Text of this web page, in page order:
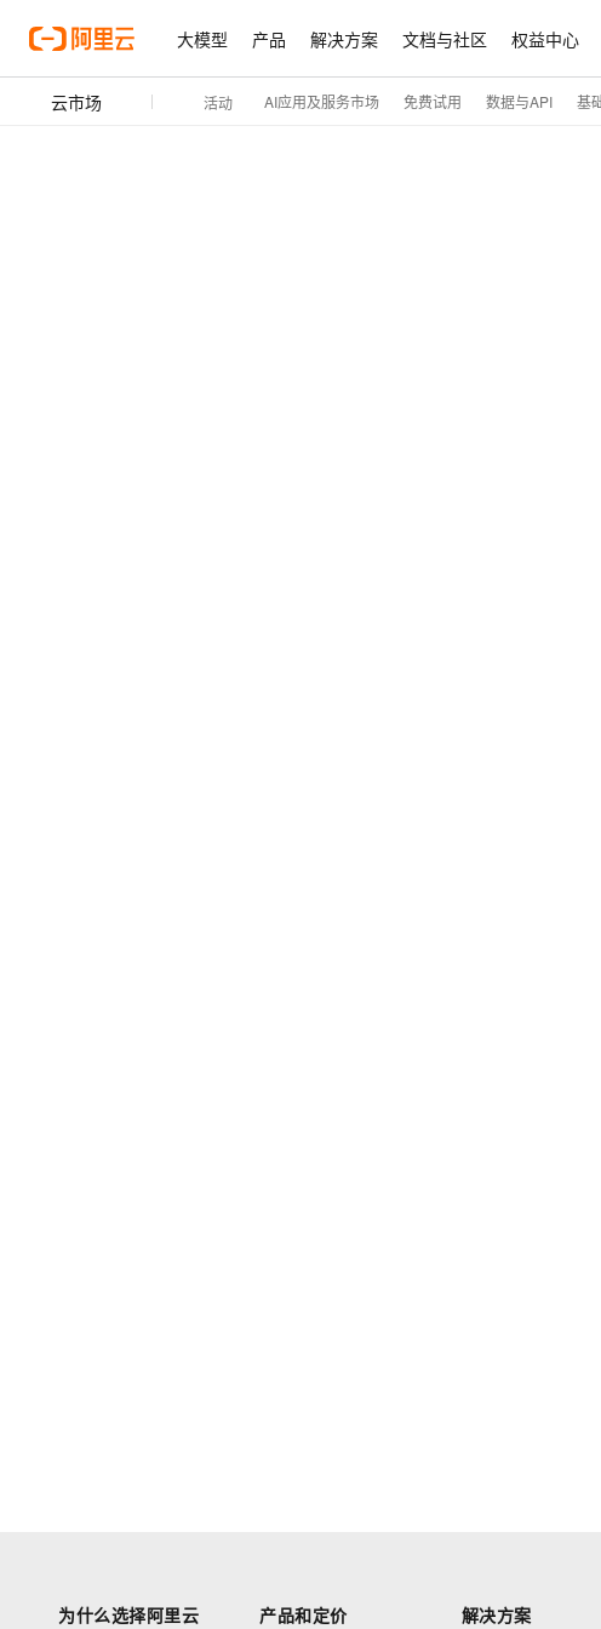
大模型 产品 解决方案 文档与社区 权益中心
云市场 活动 AI应用及服务市场 免费试用 数据与API 基
为什么选择阿里云 产品和定价 解决方案